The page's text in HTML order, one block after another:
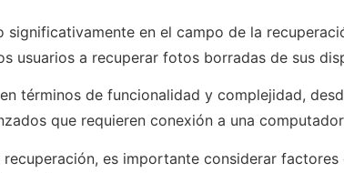
significativamente en el campo de la
usuarios a recuperar fotos borradas de sus
términos de funcionalidad y complejidad,
que requieren conexión a una
es importante considerar